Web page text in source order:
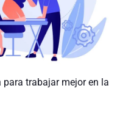
para trabajar mejor en la